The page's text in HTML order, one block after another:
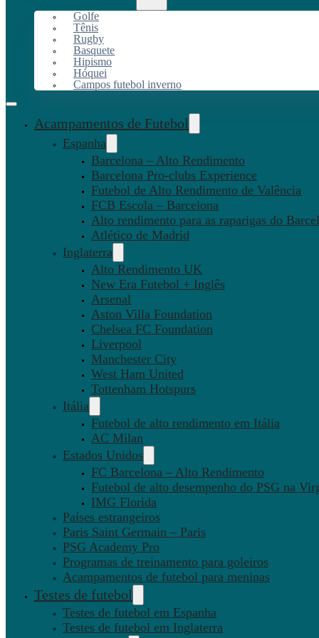
Golfe
Tênis
Rugby
Basquete
Hipismo
Hóquei
Campos futebol inverno
Acampamentos de Futebol
Espanha
Barcelona – Alto Rendimento
Barcelona Pro-clubs Experience
Futebol de Alto Rendimento de Valência
FCB Escola – Barcelona
Alto rendimento para as raparigas do
Atlético de Madrid
Inglaterra
Alto Rendimento UK
New Era Futebol + Inglês
Arsenal
Aston Villa Foundation
Chelsea FC Foundation
Liverpool
Manchester City
West Ham United
Tottenham Hotspurs
Itália
Futebol de alto rendimento em Itália
AC Milan
Estados Unidos
FC Barcelona – Alto Rendimento
Futebol de alto desempenho do PSG na
IMG Florida
Países estrangeiros
Paris Saint Germain – Paris
PSG Academy Pro
Programas de treinamento para goleiros
Acampamentos de futebol para meninas
Testes de futebol
Testes de futebol em Espanha
Testes de futebol em Inglaterra